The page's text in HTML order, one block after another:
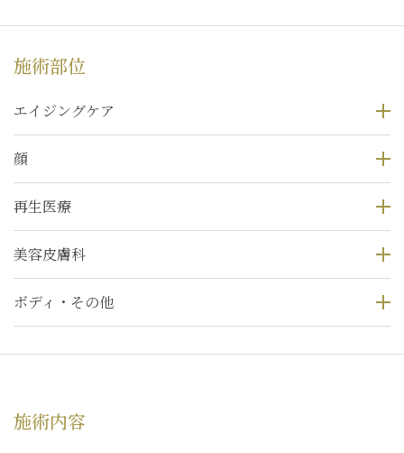
施術部位
エイジングケア
顔
再生医療
美容皮膚科
ボディ・その他
施術内容